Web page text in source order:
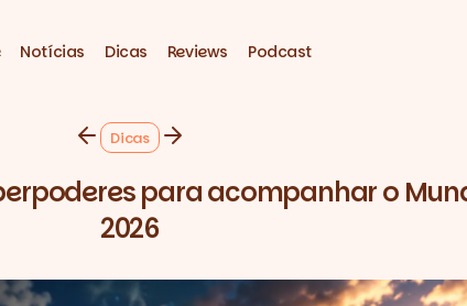
Notícias Dicas Reviews Podcast
Dicas
para acompanhar o
2026